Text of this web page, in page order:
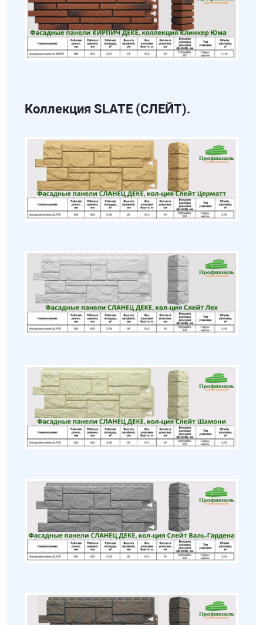
Коллекция SLATE (СЛЕЙТ).